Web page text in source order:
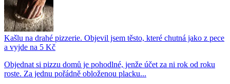
Kašlu na drahé pizzerie. Objevil jsem těsto, které chutná jako z pece
a vyjde na 5 Kč
Objednat si pizzu domů je pohodlné, jenže účet za ni rok od roku
roste. Za jednu pořádně obloženou placku...